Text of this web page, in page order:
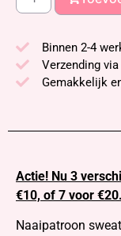
Binnen 2-4
Verzending
Gemakkelijk
Actie! Nu 3
€10, of 7 voor €20.
Naaipatroon